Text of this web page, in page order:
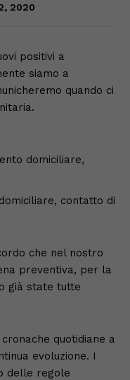
2020
positivi a
siamo a
quando ci
domiciliare,
contatto di
che nel nostro
preventiva, per la
già state tutte
quotidiane a
evoluzione. I
delle regole